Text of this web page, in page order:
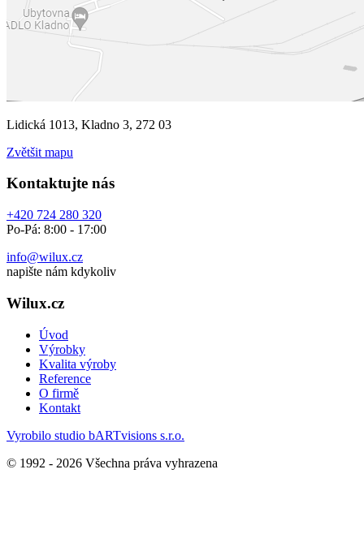
Lidická 1013, Kladno 3, 272 03
Zvětšit mapu
Kontaktujte nás
+420 724 280 320
Po-Pá: 8:00 - 17:00
info@wilux.cz
napište nám kdykoliv
Wilux.cz
Úvod
Výrobky
Kvalita výroby
Reference
O firmě
Kontakt
Vyrobilo studio bARTvisions s.r.o.
© 1992 - 2026 Všechna práva vyhrazena